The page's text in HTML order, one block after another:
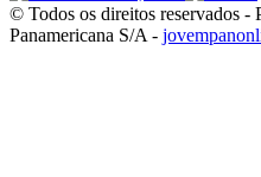
© Todos os direitos reservados -
Panamericana S/A -